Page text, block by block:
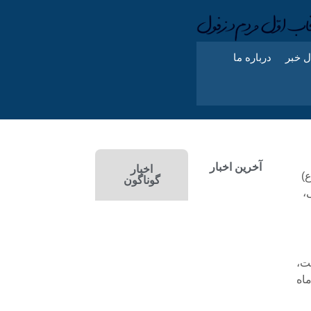
خبر درباره ما
اردیبهشت ماه
آخرین اخبار
اخبار
گوناگون